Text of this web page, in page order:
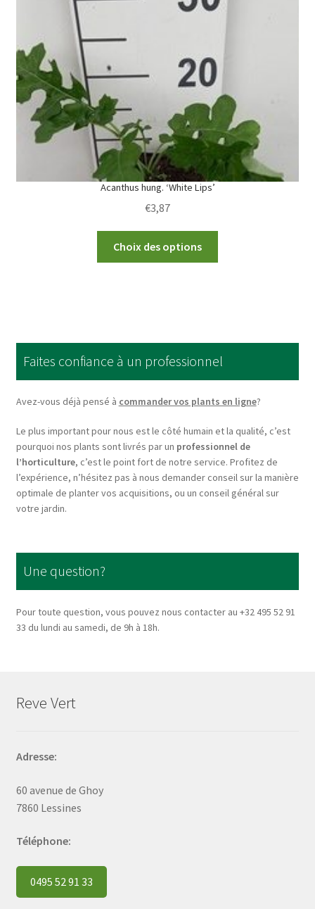
on
the
product
page
Acanthus hung. ‘White Lips’
€3,87
Choix des options
options
may
be
chosen
the
product
page
Faites confiance à un professionnel
Avez-vous déjà pensé à commander vos plants en ligne?
Le plus important pour nous est le côté humain et la qualité, c’est
pourquoi nos plants sont livrés par un professionnel de
l’horticulture, c’est le point fort de notre service. Profitez de
l’expérience, n’hésitez pas à nous demander conseil sur la manière
optimale de planter vos acquisitions, ou un conseil général sur
votre jardin.
Une question?
Pour toute question, vous pouvez nous contacter au +32 495 52 91
33 du lundi au samedi, de 9h à 18h.
Reve Vert
Adresse:
60 avenue de Ghoy
7860 Lessines
Téléphone:
0495 52 91 33